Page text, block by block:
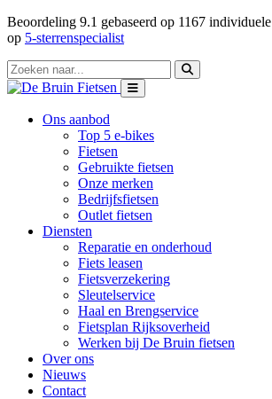
Beoordeling 9.1 gebaseerd op 1167
op 5-sterrenspecialist
Ons aanbod
Top 5 e-bikes
Fietsen
Gebruikte fietsen
Onze merken
Bedrijfsfietsen
Outlet fietsen
Diensten
Reparatie en onderhoud
Fiets leasen
Fietsverzekering
Sleutelservice
Haal en Brengservice
Fietsplan Rijksoverheid
Werken bij De Bruin fietsen
Over ons
Nieuws
Contact